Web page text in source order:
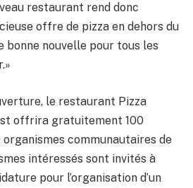
restaurant rend donc
offre de pizza en dehors du
bonne nouvelle pour tous les
le restaurant Pizza
offrira gratuitement 100
organismes communautaires de
intéressés sont invités à
pour l’organisation d’un